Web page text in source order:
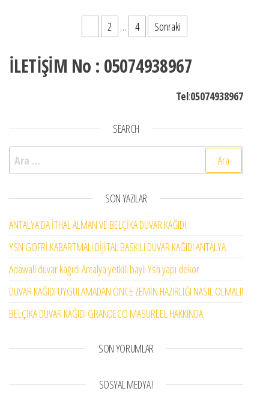
Yazı sayfalaması
2 … 4 Sonraki
İLETİŞİM No : 05074938967
Tel:05074938967
SEARCH
Arama:
SON YAZILAR
ANTALYA’DA İTHAL ALMAN VE BELÇİKA DUVAR KAĞIDI .
YSN GOFRİ KABARTMALI DİJİTAL BASKILI DUVAR KAĞIDI ANTALYA
Adawall duvar kağıdı Antalya yetkili bayii Ysn yapı dekor
DUVAR KAĞIDI UYGULAMADAN ÖNCE ZEMİN HAZIRLIĞI NASIL OLMALI!
BELÇİKA DUVAR KAĞIDI GRANDECO MASUREEL HAKKINDA
SON YORUMLAR
SOSYAL MEDYA !